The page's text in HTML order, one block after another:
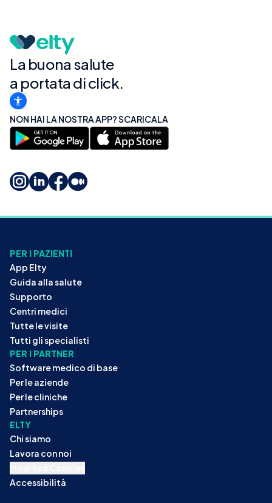
La buona salute
a portata di click.
NON HAI LA NOSTRA APP? SCARICALA
PER I PAZIENTI
App Elty
Guida alla salute
Supporto
Centri medici
Tutte le visite
Tutti gli specialisti
PER I PARTNER
Software medico di base
Per le aziende
Per le cliniche
Partnerships
ELTY
Chi siamo
Lavora con noi
Accessibilità